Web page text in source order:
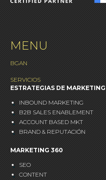
MENU
BGAN
SERVICIOS
ESTRATEGIAS DE MARKETING
INBOUND MARKETING
B2B SALES ENABLEMENT
ACCOUNT BASED MKT
BRAND & REPUTACIÓN
MARKETING 360
SEO
CONTENT